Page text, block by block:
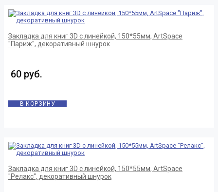
Закладка для книг 3D с линейкой, 150*55мм, ArtSpace
"Париж", декоративный шнурок
60 руб.
В КОРЗИНУ
Закладка для книг 3D с линейкой, 150*55мм, ArtSpace
"Релакс", декоративный шнурок